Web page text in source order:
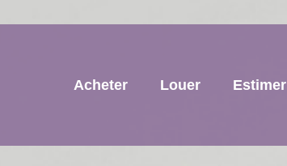
Acheter Louer Estimer